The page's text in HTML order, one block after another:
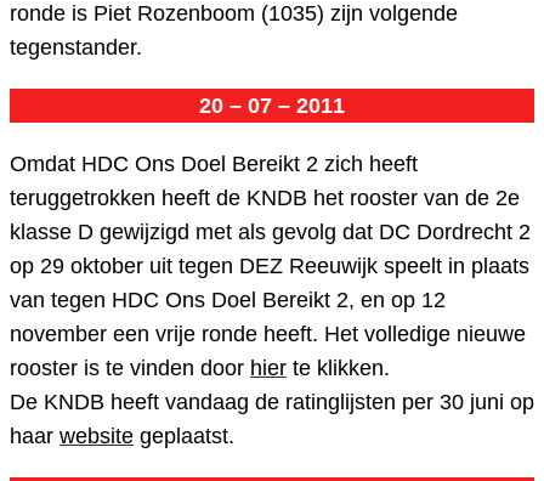
ronde is Piet Rozenboom (1035) zijn volgende
tegenstander.
20 – 07 – 2011
Omdat HDC Ons Doel Bereikt 2 zich heeft
teruggetrokken heeft de KNDB het rooster van de 2e
klasse D gewijzigd met als gevolg dat DC Dordrecht 2
op 29 oktober uit tegen DEZ Reeuwijk speelt in plaats
van tegen HDC Ons Doel Bereikt 2, en op 12
november een vrije ronde heeft. Het volledige nieuwe
rooster is te vinden door hier te klikken.
De KNDB heeft vandaag de ratinglijsten per 30 juni op
haar website geplaatst.